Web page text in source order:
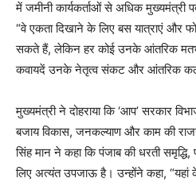
में जमीनी कार्यकर्ताओं से अधिक मुख्यमंत्री
“वे एकता दिखाने के लिए बस यात्राएं और
सकते हैं, लेकिन हर कोई उनके आंतरिक
कवायदें उनके नेतृत्व संकट और आंतरिक
मुख्यमंत्री ने दोहराया कि ‘आप’ सरकार
बजाय विकास, जनकल्याण और काम की
सिंह मान ने कहा कि पंजाब की धरती
लिए अत्यंत उपजाऊ है। उन्होंने कहा,